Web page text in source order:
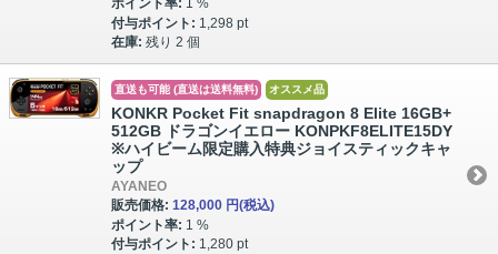
ポイント率: 1 %
付与ポイント: 1,298 pt
在庫: 残り 2 個
直送も可能 (直送は送料無料) オススメ品
KONKR Pocket Fit snapdragon 8 Elite 16GB+
512GB ドラゴンイエロー KONPKF8ELITE15DY
※ハイビーム限定購入特典ジョイスティックキャ
ップ
AYANEO
販売価格: 128,000 円(税込)
ポイント率: 1 %
付与ポイント: 1,280 pt